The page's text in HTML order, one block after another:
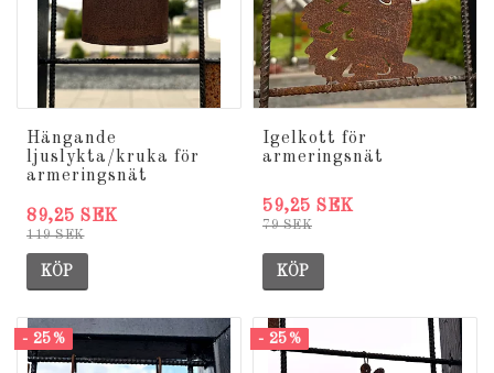
Hängande
ljuslykta/kruka för
armeringsnät
119 SEK
89,25 SEK
KÖP
Igelkott för
armeringsnät
79 SEK
59,25 SEK
KÖP
- 25% - 25%